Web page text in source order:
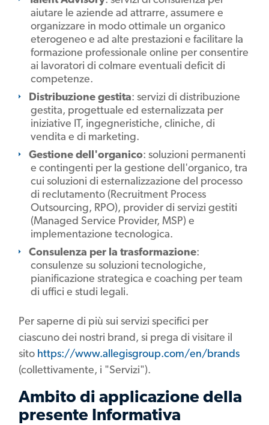
aiutare le aziende ad attrarre, assumere e
organizzare in modo ottimale un organico
eterogeneo e ad alte prestazioni e facilitare la
formazione professionale online per consentire
ai lavoratori di colmare eventuali deficit di
competenze.
Distribuzione gestita: servizi di distribuzione
gestita, progettuale ed esternalizzata per
iniziative IT, ingegneristiche, cliniche, di
vendita e di marketing.
Gestione dell'organico: soluzioni permanenti
e contingenti per la gestione dell'organico, tra
cui soluzioni di esternalizzazione del processo
di reclutamento (Recruitment Process
Outsourcing, RPO), provider di servizi gestiti
(Managed Service Provider, MSP) e
implementazione tecnologica.
Consulenza per la trasformazione:
consulenze su soluzioni tecnologiche,
pianificazione strategica e coaching per team
di uffici e studi legali.
Per saperne di più sui servizi specifici per
ciascuno dei nostri brand, si prega di visitare il
sito https://www.allegisgroup.com/en/brands
(collettivamente, i "Servizi").
Ambito di applicazione della
presente Informativa